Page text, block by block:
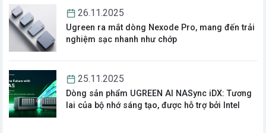
26.11.2025
Ugreen ra mắt dòng Nexode Pro, mang đến trải
nghiệm sạc nhanh như chớp
25.11.2025
Dòng sản phẩm UGREEN AI NASync iDX: Tương
lai của bộ nhớ sáng tạo, được hỗ trợ bởi Intel